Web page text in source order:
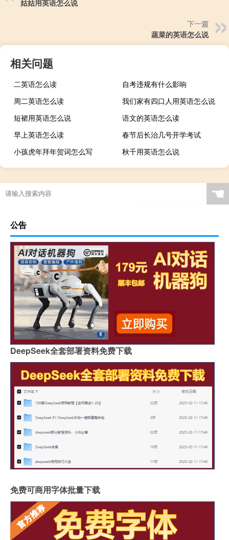
姑姑用英语怎么说
下一篇
蔬菜的英语怎么说
相关问题
二英语怎么读
自考违规有什么影响
周二英语怎么读
我们家有四口人用英语怎么说
短裙用英语怎么说
语文的英语怎么读
早上英语怎么读
春节后长治几号开学考试
小孩虎年拜年贺词怎么写
秋千用英语怎么说
☚
公告
DeepSeek全套部署资料免费下载
免费可商用字体批量下载